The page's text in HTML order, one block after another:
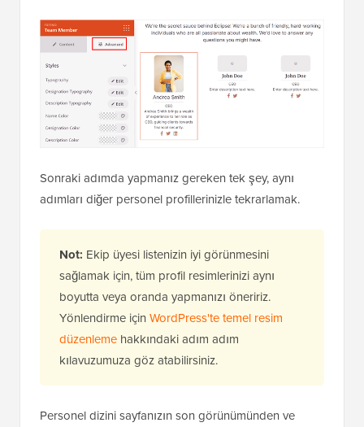
Sonraki adımda yapmanız gereken tek şey, aynı
adımları diğer personel profillerinizle tekrarlamak.
Not: Ekip üyesi listenizin iyi görünmesini
sağlamak için, tüm profil resimlerinizi aynı
boyutta veya oranda yapmanızı öneririz.
Yönlendirme için WordPress'te temel resim
düzenleme hakkındaki adım adım
kılavuzumuza göz atabilirsiniz.
Personel dizini sayfanızın son görünümünden ve